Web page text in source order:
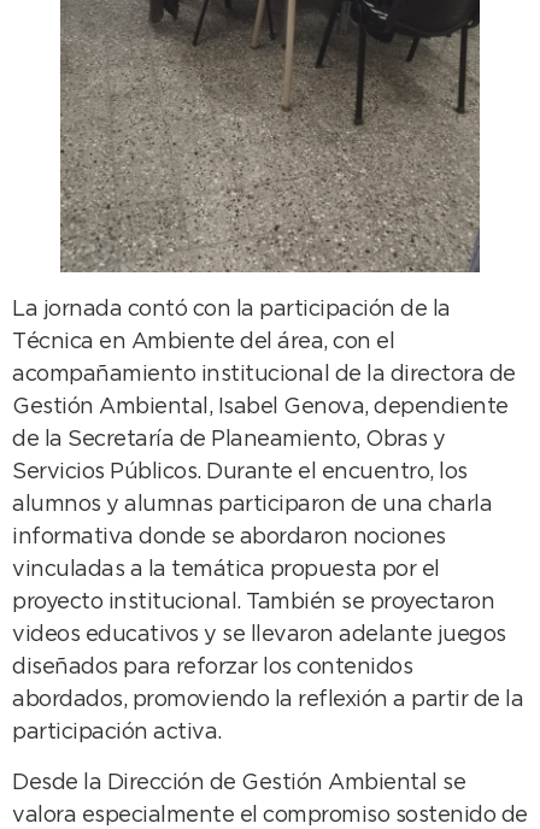
La jornada contó con la participación de la
Técnica en Ambiente del área, con el
acompañamiento institucional de la directora de
Gestión Ambiental, Isabel Genova, dependiente
de la Secretaría de Planeamiento, Obras y
Servicios Públicos. Durante el encuentro, los
alumnos y alumnas participaron de una charla
informativa donde se abordaron nociones
vinculadas a la temática propuesta por el
proyecto institucional. También se proyectaron
videos educativos y se llevaron adelante juegos
diseñados para reforzar los contenidos
abordados, promoviendo la reflexión a partir de la
participación activa.
Desde la Dirección de Gestión Ambiental se
valora especialmente el compromiso sostenido de